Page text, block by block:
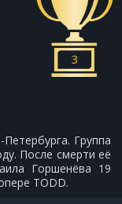
Группа
После смерти её
Горшенёва 19
TODD.
3